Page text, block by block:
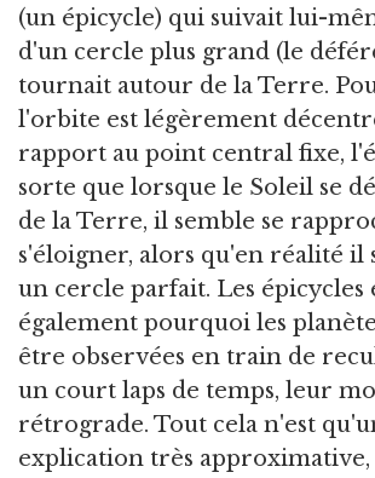
(un épicycle) qui suivait lui-
d'un cercle plus grand (le
tournait autour de la Terre.
l'orbite est légèrement
rapport au point central fixe,
sorte que lorsque le Soleil se
de la Terre, il semble se
s'éloigner, alors qu'en réalité il
un cercle parfait. Les
également pourquoi les
être observées en train de
un court laps de temps, leur
rétrograde. Tout cela n'est
explication très approximative,